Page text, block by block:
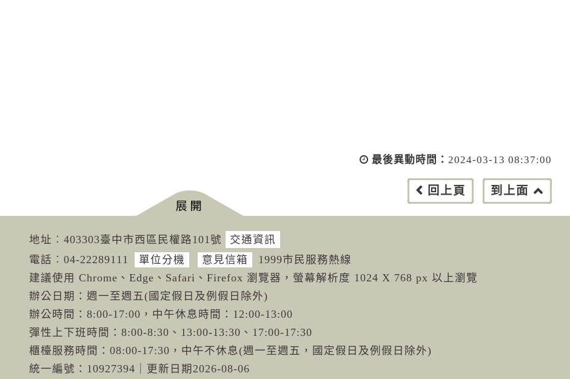
最後異動時間： 2024-03-13 08:37:00
回上頁 到上面
地址︰403303臺中市西區民權路101號
交通資訊
電話︰04-22289111 單位分機 意見信箱
1999市民服務熱線
建議使用 Chrome、Edge、Safari、Firefox 瀏覽器，螢幕解析度 1024 X 768 px 以上瀏覽
辦公日期：週一至週五(國定假日及例假日除外)
辦公時間：8:00-17:00，中午休息時間：12:00-13:00
彈性上下班時間：8:00-8:30、13:00-13:30、17:00-17:30
櫃檯服務時間：08:00-17:30，中午不休息(週一至週五，國定假日及例假日除外)
統一編號：10927394
更新日期 2026-08-06